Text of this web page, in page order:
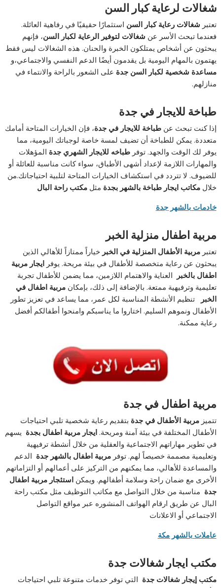
شغالات لرعاية كبار السن
تعتبر شغالات رعاية كبار السن استثمارًا حقيقيًا في رفاهية العائلة.
فعندما تبحث الأسر عن شغالات لتوفير الرعاية لكبار السن، فإنهم
يبحثون عن أشخاص يمتلكون الخبرة والحنان. هذه الشغالات ليس فقط
يهتمون بالمهام اليومية بل يقدمون أيضًا الدعم النفسي والاجتماعي،و
مساعدة شخصية لكبار السن جدة على الشعور بالراحة والانتماء في
منازلهم.
طباخة للايجار في جدة
إذا كنت تبحث عنطباخة للايجار في جدة، فإن الخيارات المتاحة أمامك
متعددة. يمكن للطباخة أن تضيف لمسة خاصة لوجباتك اليومية، مما
يوفر لك الوقت والجهد. توفر طباخه للايجار الشهري جدة المؤهلات
والمهارات اللازمة لإعداد أشهى الأطباق، سواء كانت مناسبة للعائلة أو
للضيوف. لا تتردد في استكشاف الخيارات المتاحة لتلبية احتياجاتك.من
خلالمكاتب ايجار طباخة بالشهر بجدة مثلمكتب راحة البال
خادمات بالشهر جدة
مربية اطفال منزلية الخبر
تعتبرمربية الأطفال المنزلية في الخبر خياراً ممتازاً للأهالي الذين
يبحثون عن رعاية متخصصة للأطفال في بيئة مريحة. يوفرايجار مربية
اطفال بالخبر
العناية والاهتمام اللازمين، مما يضمن للأطفال تجربة
تعليمية وترفيهية ممتعة. بالإضافة إلى ذلك، بإمكانمربية اطفال في
الخبر
تنظيم الأنشطة المناسبة لكل عمر، مما يساعد في تعزيز تطور
الأطفال ونموهم السليم. اختاروا ما يناسبكم وامنحوا أطفالكم أفضل
رعاية ممكنة.
مربية اطفال في جدة
تتميزمربية الأطفال في جدة بتقديم رعاية شخصية تلبي احتياجات
الأطفال المختلفة في بيئة آمنة ومريحة.ايجار مربية اطفال بجدة يسهم
في تطوير مهاراتهم الاجتماعية والعقلية من خلال أنشطة ترفيهية
وتعليمية مصممة خصيصاً لهم. توفرمربية اطفال بالشهر جدة الدعم
والمساعدة للأهالي، مما يمكنهم من التركيز على أعمالهم أو التزاماتهم
الأخرى مع ضمان راحة وسلامة أطفالهم. ويمكناستئجار مربية اطفال
جدة مناسبة من خلال التواصل مع مكاتب التوظيف مثل مكتب راحة
البال عن طريق ارقام الهواتف المنشوره عبر مواقع التواصل
الاجتماعي أو الاعلانات
عاملات بالشهر مكة
مكتب ايجار شغالات جدة
مكتب إيجار شغالات جدة التي توفر خدمات متنوعة تلبي احتياجات